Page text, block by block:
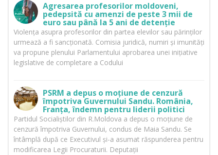
Agresarea profesorilor moldoveni,
pedepsită cu amenzi de peste 3 mii de
euro sau până la 5 ani de detenție
Violența asupra profesorilor din partea elevilor sau părinților
urmează a fi sancționată. Comisia juridică, numiri și imunități
va propune plenului Parlamentului aprobarea unei inițiative
legislative de completare a Codului
PSRM a depus o moțiune de cenzură
împotriva Guvernului Sandu. România,
Franța, îndemn pentru liderii politici
Partidul Socialiștilor din R.Moldova a depus o moțiune de
cenzură împotriva Guvernului, condus de Maia Sandu. Se
întâmplă după ce Executivul și-a asumat răspunderea pentru
modificarea Legii Procuraturii. Deputații